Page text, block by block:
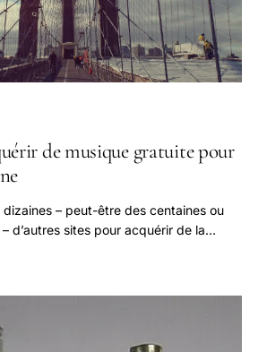
de musique gratuite pour
dizaines – peut-être des centaines ou
d’autres sites pour acquérir de la